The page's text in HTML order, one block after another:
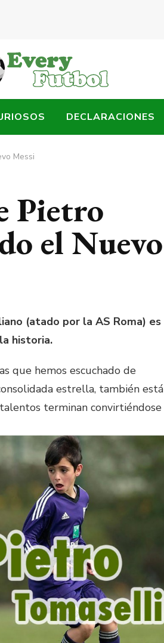
DECLARACIONES
Messi
Pietro
el Nuevo
(atado por la AS Roma) es
historia.
que hemos escuchado de
estrella, también está
terminan convirtiéndose